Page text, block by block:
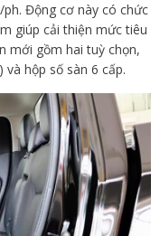
Động cơ này có chức
giúp cải thiện mức tiêu
mới gồm hai tuỳ chọn,
hộp số sàn 6 cấp.